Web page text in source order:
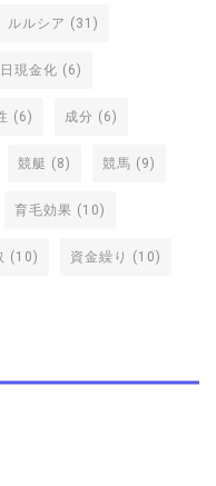
ルルシア (31)
現金化 (6)
(6) 成分 (6)
競艇 (8) 競馬 (9)
育毛効果 (10)
(10) 資金繰り (10)